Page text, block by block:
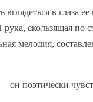
в глаза
скользящая по
мелодия,
он поэтически